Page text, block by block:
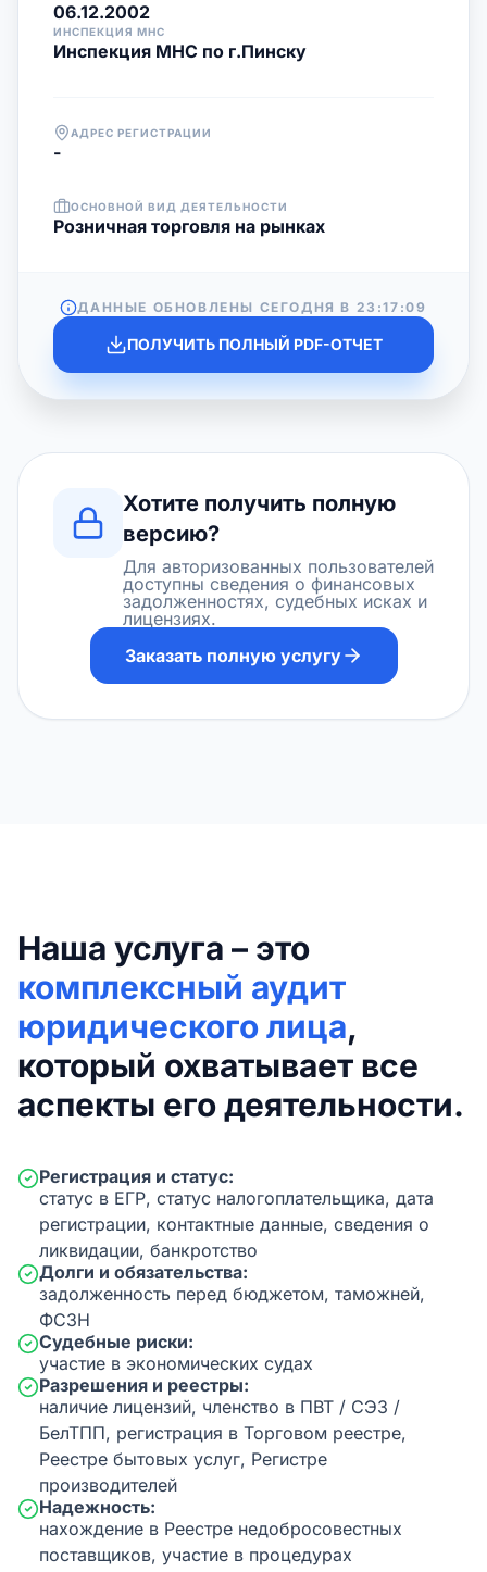
06.12.2002
ИНСПЕКЦИЯ МНС
Инспекция МНС по г.Пинску
АДРЕС РЕГИСТРАЦИИ
-
ОСНОВНОЙ ВИД ДЕЯТЕЛЬНОСТИ
Розничная торговля на рынках
ДАННЫЕ ОБНОВЛЕНЫ СЕГОДНЯ В 23:17:09
ПОЛУЧИТЬ ПОЛНЫЙ PDF-ОТЧЕТ
Хотите получить полную
версию?
Для авторизованных пользователей
доступны сведения о финансовых
задолженностях, судебных исках и
лицензиях.
Заказать полную услугу
Наша услуга – это
комплексный аудит
юридического лица,
который охватывает все
аспекты его деятельности.
Регистрация и статус:
статус в ЕГР, статус налогоплательщика, дата
регистрации, контактные данные, сведения о
ликвидации, банкротство
Долги и обязательства:
задолженность перед бюджетом, таможней,
ФСЗН
Судебные риски:
участие в экономических судах
Разрешения и реестры:
наличие лицензий, членство в ПВТ / СЭЗ /
БелТПП, регистрация в Торговом реестре,
Реестре бытовых услуг, Регистре
производителей
Надежность:
нахождение в Реестре недобросовестных
поставщиков, участие в процедурах